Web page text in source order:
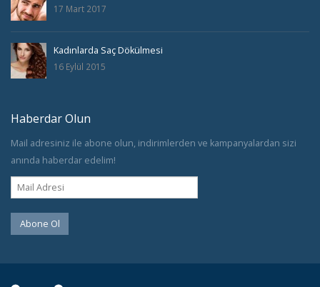
17 Mart 2017
Kadınlarda Saç Dökülmesi
16 Eylül 2015
Haberdar Olun
Mail adresiniz ile abone olun, indirimlerden ve kampanyalardan sizi
anında haberdar edelim!